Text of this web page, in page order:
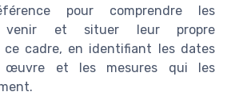
pour comprendre les
venir et situer leur propre
ce cadre, en identifiant les dates
et les mesures qui les